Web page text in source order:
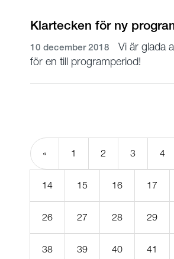
Klartecken för ny
10 december 2018
Vi är glada
för en till programperiod!
« 1 2 3 4
14 15 16 17
26 27 28 29
38 39 40 41